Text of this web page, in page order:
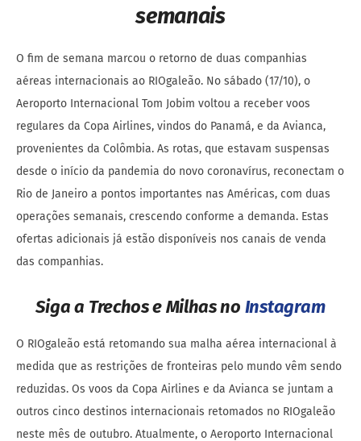
semanais
O fim de semana marcou o retorno de duas companhias
aéreas internacionais ao RIOgaleão. No sábado (17/10), o
Aeroporto Internacional Tom Jobim voltou a receber voos
regulares da Copa Airlines, vindos do Panamá, e da Avianca,
provenientes da Colômbia. As rotas, que estavam suspensas
desde o início da pandemia do novo coronavírus, reconectam o
Rio de Janeiro a pontos importantes nas Américas, com duas
operações semanais, crescendo conforme a demanda. Estas
ofertas adicionais já estão disponíveis nos canais de venda
das companhias.
Siga a Trechos e Milhas no Instagram
O RIOgaleão está retomando sua malha aérea internacional à
medida que as restrições de fronteiras pelo mundo vêm sendo
reduzidas. Os voos da Copa Airlines e da Avianca se juntam a
outros cinco destinos internacionais retomados no RIOgaleão
neste mês de outubro. Atualmente, o Aeroporto Internacional